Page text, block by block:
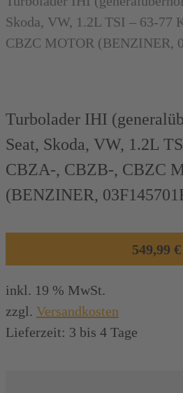
Skoda, VW, 1.2L TSI – 63-77
CBZC MOTOR (BENZINER,
Turbolader IHI
Seat, Skoda, VW, 1.2L
CBZA-, CBZB-, CBZC
(BENZINER,
549,99 €
inkl. 19 % MwSt.
zzgl. Versandkosten
Lieferzeit: 3 bis 4 Tage